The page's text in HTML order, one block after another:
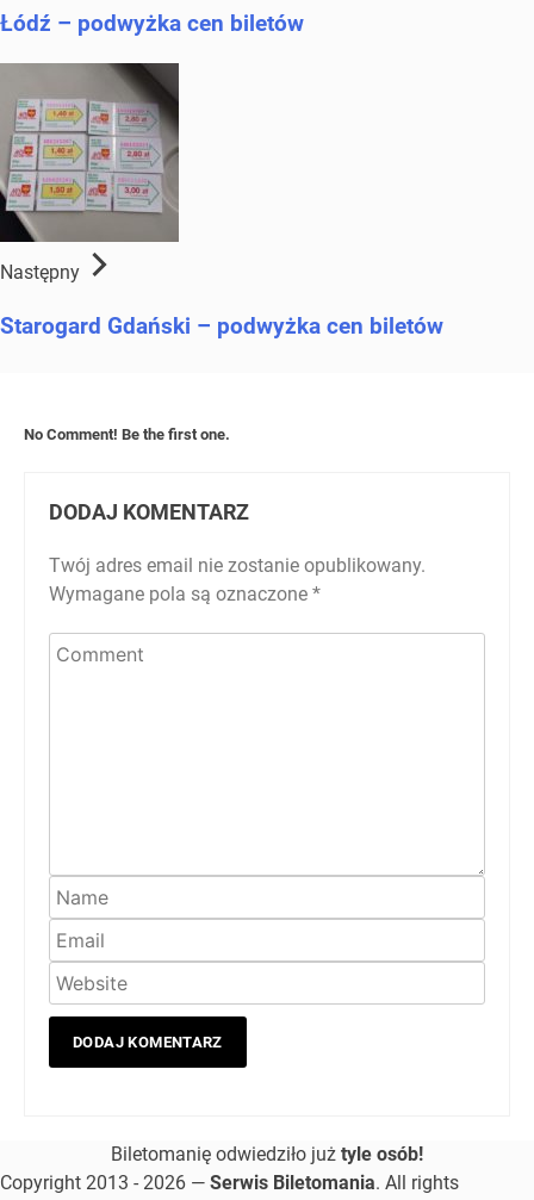
Łódź – podwyżka cen biletów
Następny
Starogard Gdański – podwyżka cen biletów
No Comment! Be the first one.
DODAJ KOMENTARZ
Twój adres email nie zostanie opublikowany.
Wymagane pola są oznaczone *
Biletomanię odwiedziło już tyle osób!
Copyright 2013 - 2026 — Serwis Biletomania. All rights